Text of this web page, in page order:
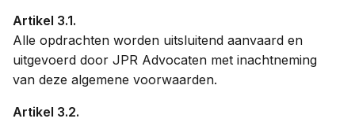
Artikel 3.1.
Alle opdrachten worden uitsluitend aanvaard en
uitgevoerd door JPR Advocaten met inachtneming
van deze algemene voorwaarden.
Artikel 3.2.